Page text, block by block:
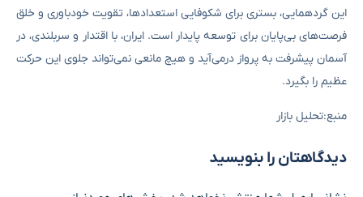
این گردهمایی، بستری برای شکوفایی استعدادها، تقویت خودباوری و خلق
فرصت‌های بی‌پایان برای توسعه پایدار است. ایران، با اقتدار و سربلندی، در
آسمان پیشرفت به پرواز درمی‌آید و هیچ مانعی نمی‌تواند جلوی این حرکت
عظیم را بگیرد.
منبع:تحلیل بازار
دیدگاهتان را بنویسید